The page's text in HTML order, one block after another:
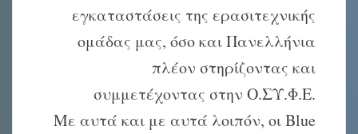
εγκαταστάσεις της ερασιτεχνικής
ομάδας μας, όσο και Πανελλήνια
πλέον στηρίζοντας και
συμμετέχοντας στην Ο.ΣΥ.Φ.Ε.
Με αυτά και με αυτά λοιπόν, οι Blue